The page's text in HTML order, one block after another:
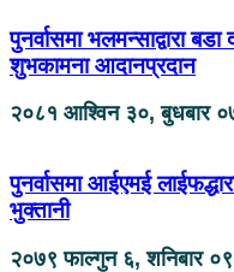
पुनर्वासमा भलमन्साद्वारा
शुभकामना आदानप्रदान
२०८१ आश्विन ३०, बुधबार
पुनर्वासमा आईएमई
भुक्तानी
२०७९ फाल्गुन ६, शनिबार